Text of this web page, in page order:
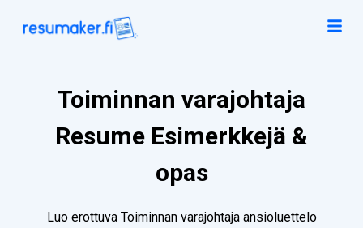
Toiminnan varajohtaja
Resume Esimerkkejä &
opas
Luo erottuva Toiminnan varajohtaja ansioluettelo